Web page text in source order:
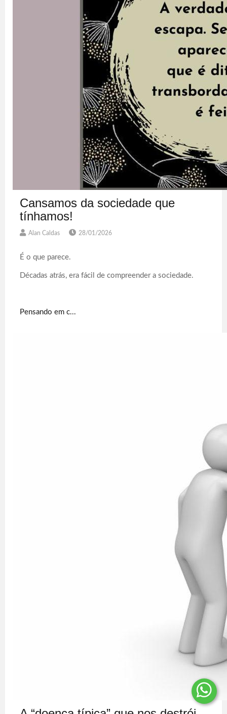
Cansamos da sociedade que
tínhamos!
Alan Caldas 28/01/2026
É o que parece.
Décadas atrás, era fácil de compreender a sociedade.
Pensando em c...